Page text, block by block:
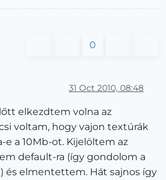
0
31 Oct 2010, 08:48
elkezdtem volna az
voltam, hogy vajon textúrák
a 10Mb-ot. Kijelöltem az
default-ra (így gondolom a
és elmentettem. Hát sajnos így